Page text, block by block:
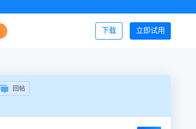
立即试用
下载 登录/注册
回帖